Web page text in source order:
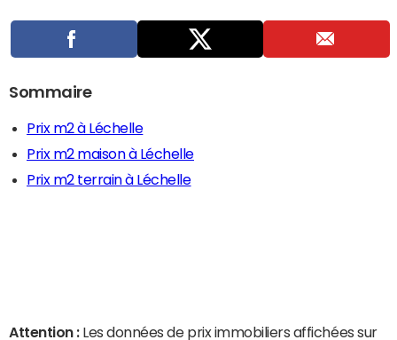
Sommaire
Prix m2 à Léchelle
Prix m2 maison à Léchelle
Prix m2 terrain à Léchelle
Attention : Les données de prix immobiliers affichées sur